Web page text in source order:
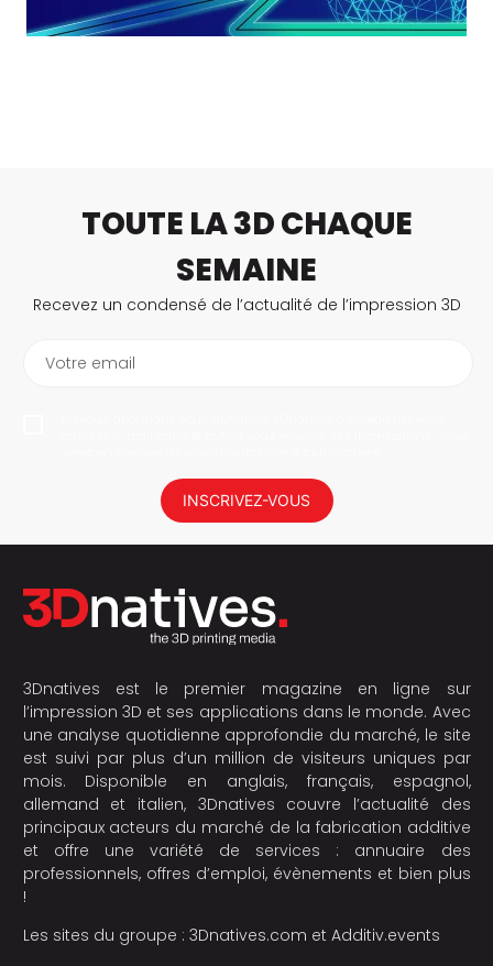
TOUTE LA 3D CHAQUE
SEMAINE
Recevez un condensé de l’actualité de l’impression 3D
Votre email
INSCRIVEZ-VOUS
3Dnatives est le premier magazine en ligne sur
l’impression 3D et ses applications dans le monde. Avec
une analyse quotidienne approfondie du marché, le site
est suivi par plus d’un million de visiteurs uniques par
mois. Disponible en anglais, français, espagnol,
allemand et italien, 3Dnatives couvre l’actualité des
principaux acteurs du marché de la fabrication additive
et offre une variété de services : annuaire des
professionnels, offres d’emploi, évènements et bien plus
!
Les sites du groupe : 3Dnatives.com et Additiv.events